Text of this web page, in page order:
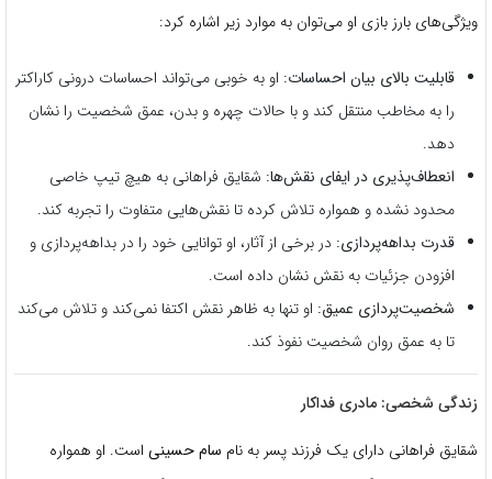
ویژگی‌های بارز بازی او می‌توان به موارد زیر اشاره کرد:
قابلیت بالای بیان احساسات: او به خوبی می‌تواند احساسات درونی کاراکتر
را به مخاطب منتقل کند و با حالات چهره و بدن، عمق شخصیت را نشان
دهد.
انعطاف‌پذیری در ایفای نقش‌ها: شقایق فراهانی به هیچ تیپ خاصی
محدود نشده و همواره تلاش کرده تا نقش‌هایی متفاوت را تجربه کند.
قدرت بداهه‌پردازی: در برخی از آثار، او توانایی خود را در بداهه‌پردازی و
افزودن جزئیات به نقش نشان داده است.
شخصیت‌پردازی عمیق: او تنها به ظاهر نقش اکتفا نمی‌کند و تلاش می‌کند
تا به عمق روان شخصیت نفوذ کند.
زندگی شخصی: مادری فداکار
شقایق فراهانی دارای یک فرزند پسر به نام سام حسینی است. او همواره